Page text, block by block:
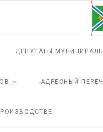
ДЕПУТАТЫ
АДРЕСНЫЙ